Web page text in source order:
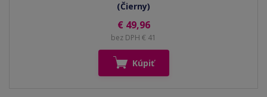
(Čierny)
€ 49,96
bez DPH € 41
Kúpiť